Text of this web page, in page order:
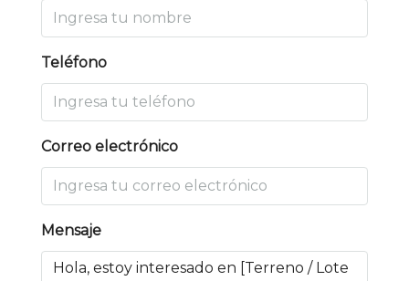
Teléfono
Correo electrónico
Mensaje